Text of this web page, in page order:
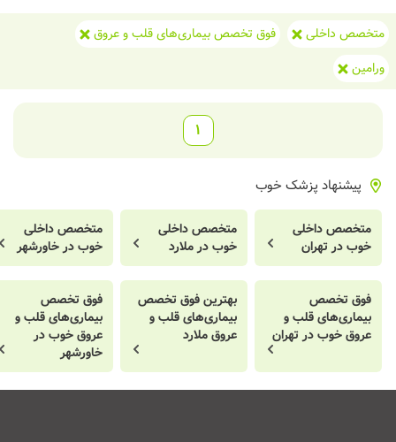
متخصص داخلی
فوق تخصص بیماری‌های قلب و عروق
ورامین
1
پیشنهاد پزشک خوب
متخصص داخلی
خوب در تهران
متخصص داخلی
خوب در ملارد
متخصص داخلی
خوب در خاورشهر
فوق تخصص
بیماری‌های قلب و
عروق خوب در تهران
بهترین فوق تخصص
بیماری‌های قلب و
عروق ملارد
فوق تخصص
بیماری‌های قلب و
عروق خوب در
خاورشهر